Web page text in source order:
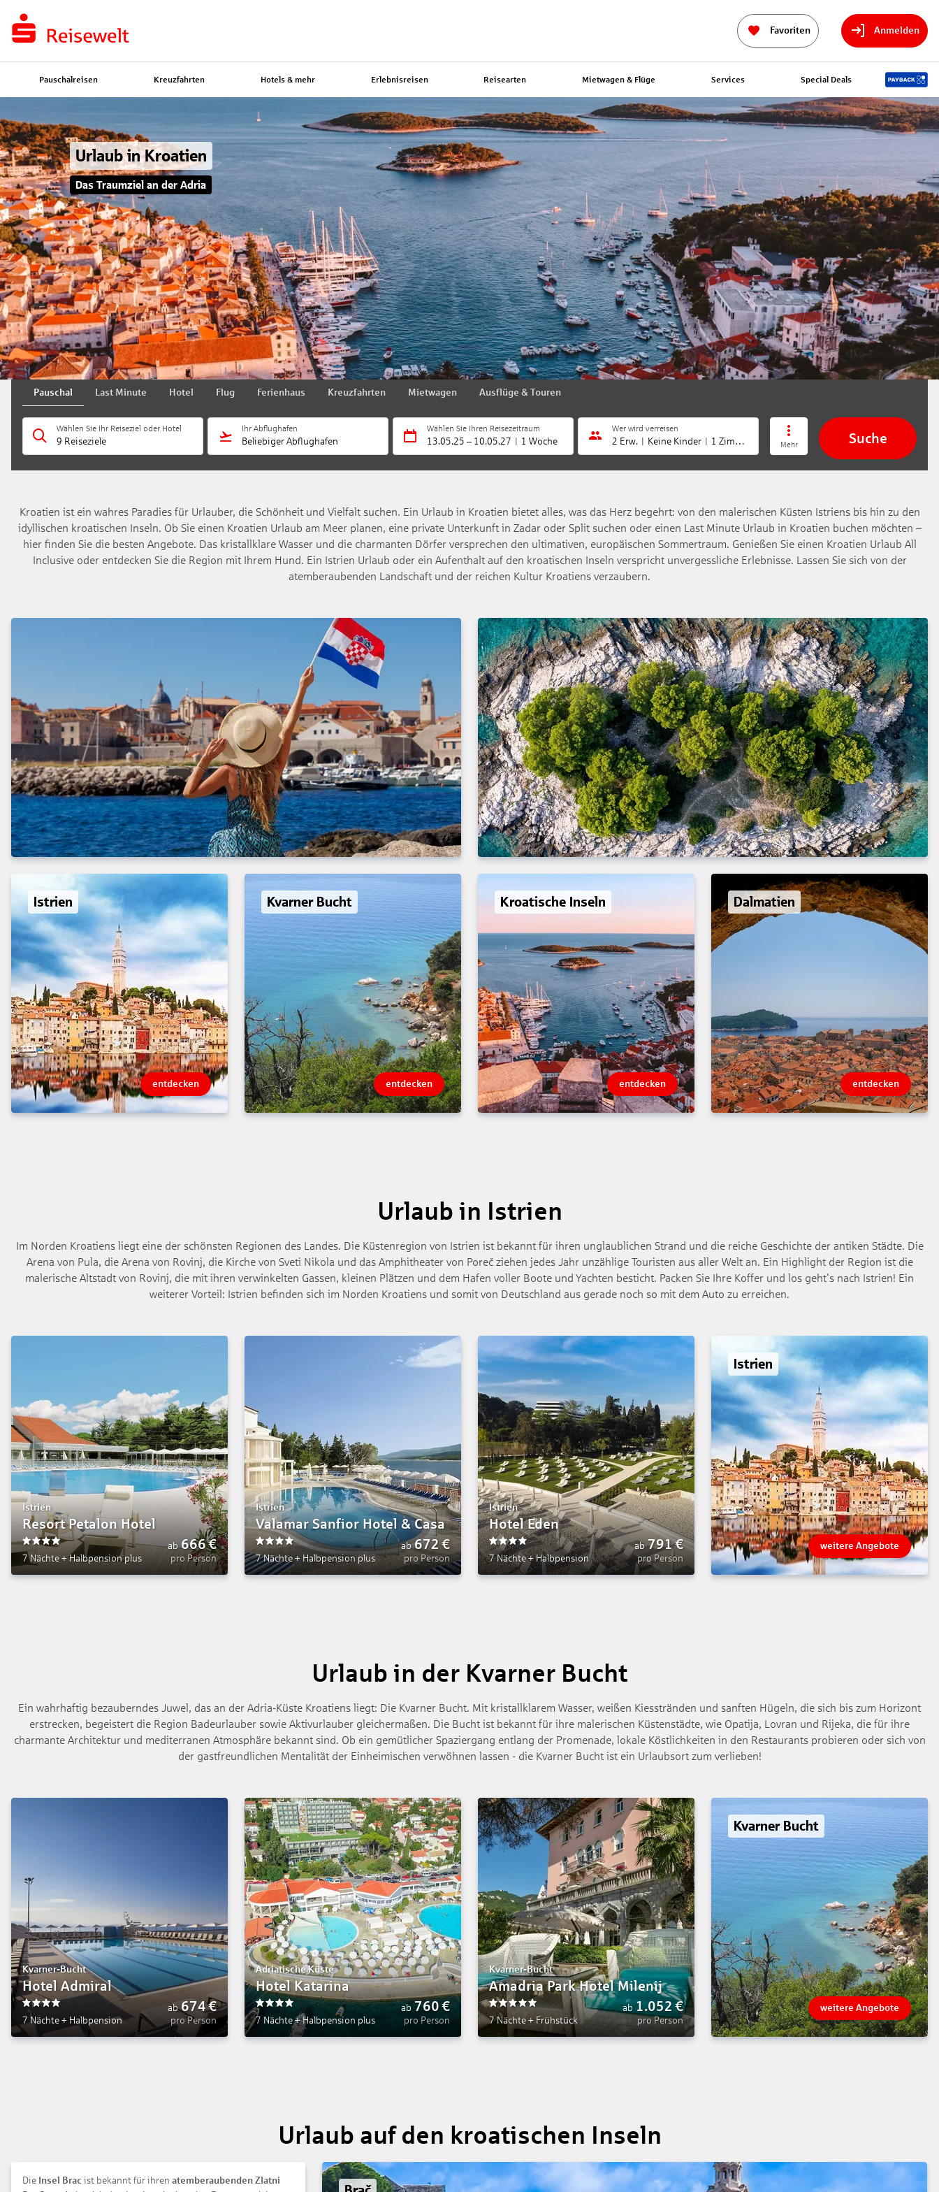
Favoriten Anmelden
Pauschalreisen Kreuzfahrten Hotels & mehr Erlebnisreisen Reisearten Mietwagen & Flüge Services Special Deals
Urlaub in Kroatien
Das Traumziel an der Adria
Pauschal Last Minute Hotel Flug Ferienhaus Kreuzfahrten Mietwagen Ausflüge & Touren
Wählen Sie Ihr Reiseziel oder Hotel
9 Reiseziele
Ihr Abflughafen
Beliebiger Abflughafen
Wählen Sie Ihren Reisezeitraum
13.05.25 – 10.05.27 1 Woche
Wer wird verreisen
2 Erw. Keine Kinder 1 Zimmer Mehr Suche
Kroatien ist ein wahres Paradies für Urlauber, die Schönheit und Vielfalt suchen. Ein Urlaub in Kroatien bietet alles, was das Herz begehrt: von den malerischen Küsten Istriens bis hin zu den
idyllischen kroatischen Inseln. Ob Sie einen Kroatien Urlaub am Meer planen, eine private Unterkunft in Zadar oder Split suchen oder einen Last Minute Urlaub in Kroatien buchen möchten –
hier finden Sie die besten Angebote. Das kristallklare Wasser und die charmanten Dörfer versprechen den ultimativen, europäischen Sommertraum. Genießen Sie einen Kroatien Urlaub All
Inclusive oder entdecken Sie die Region mit Ihrem Hund. Ein Istrien Urlaub oder ein Aufenthalt auf den kroatischen Inseln verspricht unvergessliche Erlebnisse. Lassen Sie sich von der
atemberaubenden Landschaft und der reichen Kultur Kroatiens verzaubern.
Istrien
entdecken
Kvarner Bucht
entdecken
Kroatische Inseln
entdecken
Dalmatien
entdecken
Urlaub in Istrien
Im Norden Kroatiens liegt eine der schönsten Regionen des Landes. Die Küstenregion von Istrien ist bekannt für ihren unglaublichen Strand und die reiche Geschichte der antiken Städte. Die
Arena von Pula, die Arena von Rovinj, die Kirche von Sveti Nikola und das Amphitheater von Poreč ziehen jedes Jahr unzählige Touristen aus aller Welt an. Ein Highlight der Region ist die
malerische Altstadt von Rovinj, die mit ihren verwinkelten Gassen, kleinen Plätzen und dem Hafen voller Boote und Yachten besticht. Packen Sie Ihre Koffer und los geht's nach Istrien! Ein
weiterer Vorteil: Istrien befinden sich im Norden Kroatiens und somit von Deutschland aus gerade noch so mit dem Auto zu erreichen.
Istrien
Resort Petalon Hotel
4
7 Nächte+Halbpension plus
ab 666€
pro Person
Istrien
Valamar Sanfior Hotel & Casa
7 Nächte + Halbpension plus
ab 672€
pro Person
Istrien
Hotel Eden
4
7 Nächte+Halbpension
ab 791€
pro Person
Istrien
weitere Angebote
Urlaub in der Kvarner Bucht
Ein wahrhaftig bezauberndes Juwel, das an der Adria-Küste Kroatiens liegt: Die Kvarner Bucht. Mit kristallklarem Wasser, weißen Kiesstränden und sanften Hügeln, die sich bis zum Horizont
erstrecken, begeistert die Region Badeurlauber sowie Aktivurlauber gleichermaßen. Die Bucht ist bekannt für ihre malerischen Küstenstädte, wie Opatija, Lovran und Rijeka, die für ihre
charmante Architektur und mediterranen Atmosphäre bekannt sind. Ob ein gemütlicher Spaziergang entlang der Promenade, lokale Köstlichkeiten in den Restaurants probieren oder sich von
der gastfreundlichen Mentalität der Einheimischen verwöhnen lassen - die Kvarner Bucht ist ein Urlaubsort zum verlieben!
Kvarner-Bucht
Hotel Admiral
7 Nächte + Halbpension
ab 674€
pro Person
Adriatische Küste
Hotel Katarina
4
7 Nächte+Halbpension plus
ab 760€
pro Person
Kvarner-Bucht
Amadria Park Hotel Milenij
5
7 Nächte + Frühstück
ab 1.052 €
pro Person
Kvarner Bucht
weitere Angebote
Urlaub auf den kroatischen Inseln
Die Insel Brac ist bekannt für ihren atemberaubenden Zlatni